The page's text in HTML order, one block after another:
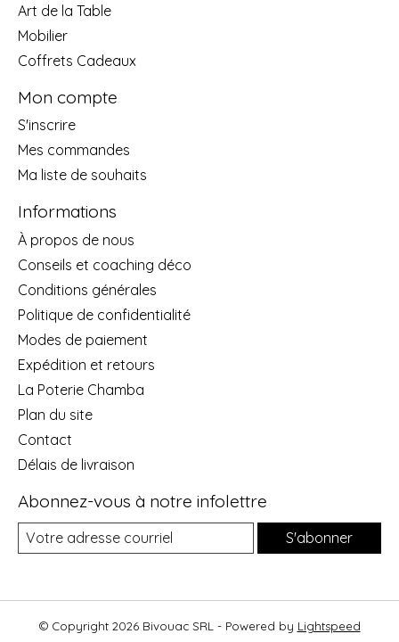
Art de la Table
Mobilier
Coffrets Cadeaux
Mon compte
S'inscrire
Mes commandes
Ma liste de souhaits
Informations
À propos de nous
Conseils et coaching déco
Conditions générales
Politique de confidentialité
Modes de paiement
Expédition et retours
La Poterie Chamba
Plan du site
Contact
Délais de livraison
Abonnez-vous à notre infolettre
S'abonner
© Copyright 2026 Bivouac SRL - Powered by Lightspeed